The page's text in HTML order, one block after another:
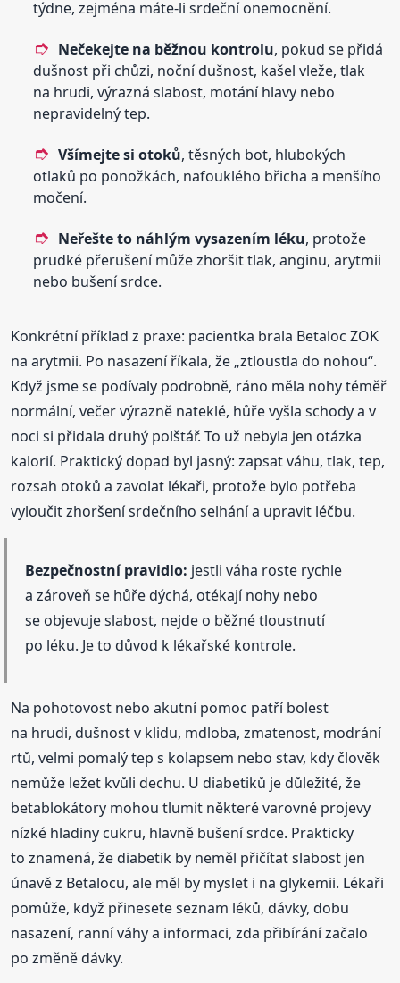
týdne, zejména máte-li srdeční onemocnění.
Nečekejte na běžnou kontrolu, pokud se přidá
dušnost při chůzi, noční dušnost, kašel vleže, tlak
na hrudi, výrazná slabost, motání hlavy nebo
nepravidelný tep.
Všímejte si otoků, těsných bot, hlubokých
otlaků po ponožkách, nafouklého břicha a menšího
močení.
Neřešte to náhlým vysazením léku, protože
prudké přerušení může zhoršit tlak, anginu, arytmii
nebo bušení srdce.
Konkrétní příklad z praxe: pacientka brala Betaloc ZOK
na arytmii. Po nasazení říkala, že „ztloustla do nohou“.
Když jsme se podívaly podrobně, ráno měla nohy téměř
normální, večer výrazně nateklé, hůře vyšla schody a v
noci si přidala druhý polštář. To už nebyla jen otázka
kalorií. Praktický dopad byl jasný: zapsat váhu, tlak, tep,
rozsah otoků a zavolat lékaři, protože bylo potřeba
vyloučit zhoršení srdečního selhání a upravit léčbu.
Bezpečnostní pravidlo: jestli váha roste rychle
a zároveň se hůře dýchá, otékají nohy nebo
se objevuje slabost, nejde o běžné tloustnutí
po léku. Je to důvod k lékařské kontrole.
Na pohotovost nebo akutní pomoc patří bolest
na hrudi, dušnost v klidu, mdloba, zmatenost, modrání
rtů, velmi pomalý tep s kolapsem nebo stav, kdy člověk
nemůže ležet kvůli dechu. U diabetiků je důležité, že
betablokátory mohou tlumit některé varovné projevy
nízké hladiny cukru, hlavně bušení srdce. Prakticky
to znamená, že diabetik by neměl přičítat slabost jen
únavě z Betalocu, ale měl by myslet i na glykemii. Lékaři
pomůže, když přinesete seznam léků, dávky, dobu
nasazení, ranní váhy a informaci, zda přibírání začalo
po změně dávky.